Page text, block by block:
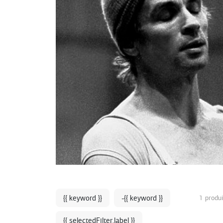
{{ keyword }} -{{ keyword }}
{{ selectedFilter.label }}
1